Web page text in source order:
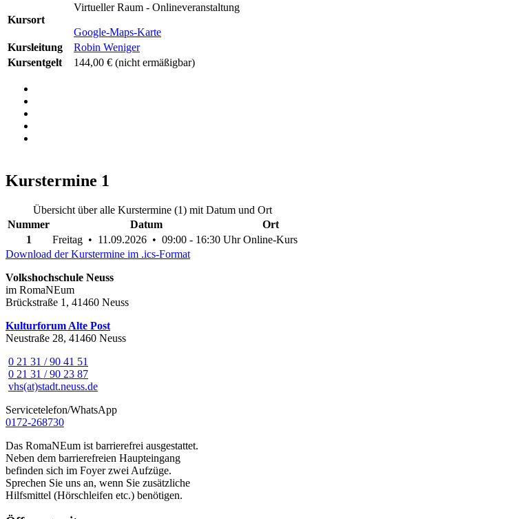
Kursort
Virtueller Raum - Onlineveranstaltung
Google-Maps-Karte
Kursleitung
Robin Weniger
Kursentgelt
144,00 € (nicht ermäßigbar)
Kurstermine 1
Übersicht über alle Kurstermine (1) mit Datum und Ort
Nummer
Datum
Ort
1
Freitag • 11.09.2026 • 09:00 - 16:30 Uhr Online-Kurs
Download der Kurstermine im .ics-Format
Volkshochschule Neuss
im RomaNEum
Brückstraße 1, 41460 Neuss
Kulturforum Alte Post
Neustraße 28, 41460 Neuss
0 21 31 / 90 41 51
0 21 31 / 90 23 87
vhs(at)stadt.neuss.de
Servicetelefon/WhatsApp
0172-268730
Das RomaNEum ist barrierefrei ausgestattet.
Neben dem barrierefreien Haupteingang
befinden sich im Foyer zwei Aufzüge.
Sprechen Sie uns an, wenn Sie zusätzliche
Hilfsmittel (Hörschleifen etc.) benötigen.